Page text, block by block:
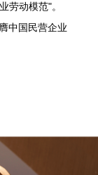
劳动模范"。
中国民营企业